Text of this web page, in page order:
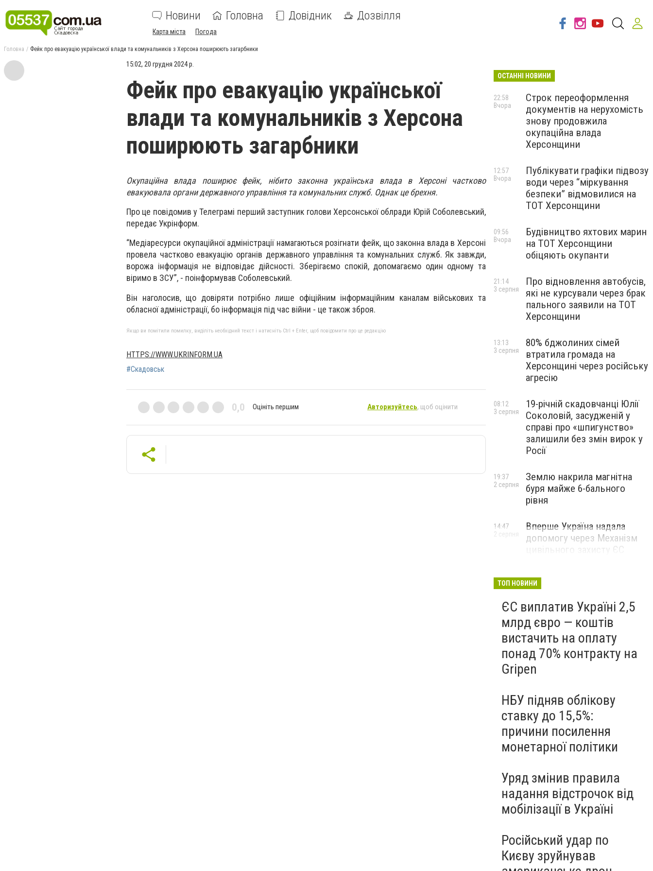
Новини Головна Довідник Дозвілля
Карта міста Погода
Головна Фейк про евакуацію української влади та комунальників з Херсона поширюють загарбники
15:02, 20 грудня 2024 р.
Фейк про евакуацію української
влади та комунальників з Херсона
поширюють загарбники
Окупаційна влада поширює фейк, нібито законна українська влада в Херсоні частково
евакуювала органи державного управління та комунальних служб. Однак це брехня.
Про це повідомив у Телеграмі перший заступник голови Херсонської облради Юрій Соболевський,
передає Укрінформ.
“Медіаресурси окупаційної адміністрації намагаються розігнати фейк, що законна влада в Херсоні
провела частково евакуацію органів державного управління та комунальних служб. Як завжди,
ворожа інформація не відповідає дійсності. Зберігаємо спокій, допомагаємо один одному та
віримо в ЗСУ”, - поінформував Соболевський.
Він наголосив, що довіряти потрібно лише офіційним інформаційним каналам військових та
обласної адміністрації, бо інформація під час війни - це також зброя.
Якщо ви помітили помилку, виділіть необхідний текст і натисніть Ctrl + Enter, щоб повідомити про це редакцію
HTTPS://WWW.UKRINFORM.UA
#Скадовськ
0,0 Оцініть першим Авторизуйтесь, щоб оцінити
ОСТАННІ НОВИНИ
Строк переоформлення
документів на нерухомість
знову продовжила
окупаційна влада
Херсонщини
22:58
Вчора
Публікувати графіки підвозу
води через “міркування
безпеки” відмовилися на
ТОТ Херсонщини
12:57
Вчора
Будівництво яхтових марин
на ТОТ Херсонщини
обіцяють окупанти
09:56
Вчора
Про відновлення автобусів,
які не курсували через брак
пального заявили на ТОТ
Херсонщини
21:14
3 серпня
80% бджолиних сімей
втратила громада на
Херсонщині через російську
агресію
13:13
3 серпня
19-річній скадовчанці Юлії
Соколовій, засудженій у
справі про «шпигунство»
залишили без змін вирок у
Росії
08:12
3 серпня
Землю накрила магнітна
буря майже 6-бального
рівня
19:37
2 серпня
Вперше Україна надала
допомогу через Механізм
цивільного захисту ЄС
14:47
2 серпня
ТОП НОВИНИ
ЄС виплатив Україні 2,5
млрд євро — коштів
вистачить на оплату
понад 70% контракту на
Gripen
НБУ підняв облікову
ставку до 15,5%:
причини посилення
монетарної політики
Уряд змінив правила
надання відстрочок від
мобілізації в Україні
Російський удар по
Києву зруйнував